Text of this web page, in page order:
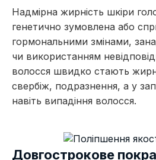
Надмірна жирність шкіри
генетично зумовлена або
гормональними змінами,
чи використанням
волосся швидко стають
свербіж, подразнення, а у
навіть випадіння волосся.
Довгострокове